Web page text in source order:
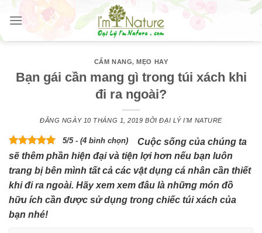
Skip
content
CẨM NANG,MẸO HAY
Bạn gái cần mang gì trong túi xách khi
đi ra ngoài?
ĐĂNG NGÀY 10 THÁNG 1, 2019 BỞIĐẠI LÝ I'M NATURE
5/5 - (4 bình chọn)
Cuộc sống của chúng ta
sẽ thêm phần hiện đại và tiện lợi hơn nếu bạn luôn
trang bị bên mình tất cả các vật dụng cá nhân cần thiết
khi đi ra ngoài. Hãy xem xem đâu là những món đồ
hữu ích cần được sử dụng trong chiếc túi xách của
bạn nhé!